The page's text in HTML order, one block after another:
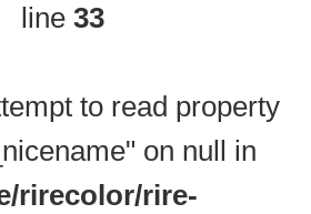
line 33
to read property
on null in
rirecolor/rire-